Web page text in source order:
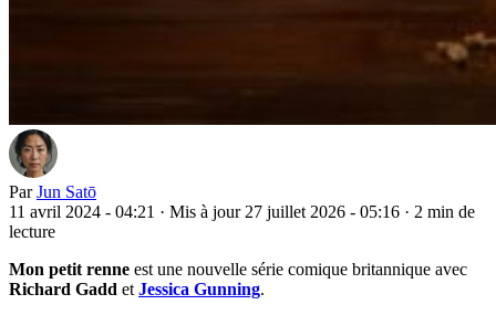
Par Jun Satō
11 avril 2024 - 04:21 · Mis à jour 27 juillet 2026 - 05:16 · 2 min de
lecture
Mon petit renne est une nouvelle série comique britannique avec
Richard Gadd et Jessica Gunning.